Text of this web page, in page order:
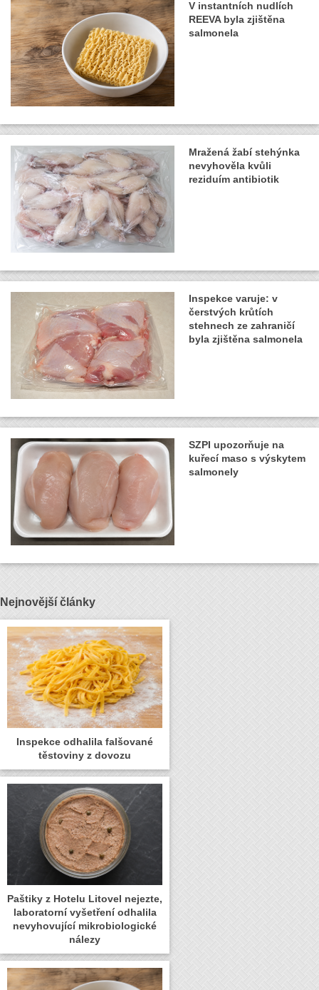
V instantních nudlích
REEVA byla zjištěna
salmonela
Mražená žabí stehýnka
nevyhověla kvůli
reziduím antibiotik
Inspekce varuje: v
čerstvých krůtích
stehnech ze zahraničí
byla zjištěna salmonela
SZPI upozorňuje na
kuřecí maso s výskytem
salmonely
Nejnovější články
Inspekce odhalila falšované
těstoviny z dovozu
Paštiky z Hotelu Litovel nejezte,
laboratorní vyšetření odhalila
nevyhovující mikrobiologické
nálezy